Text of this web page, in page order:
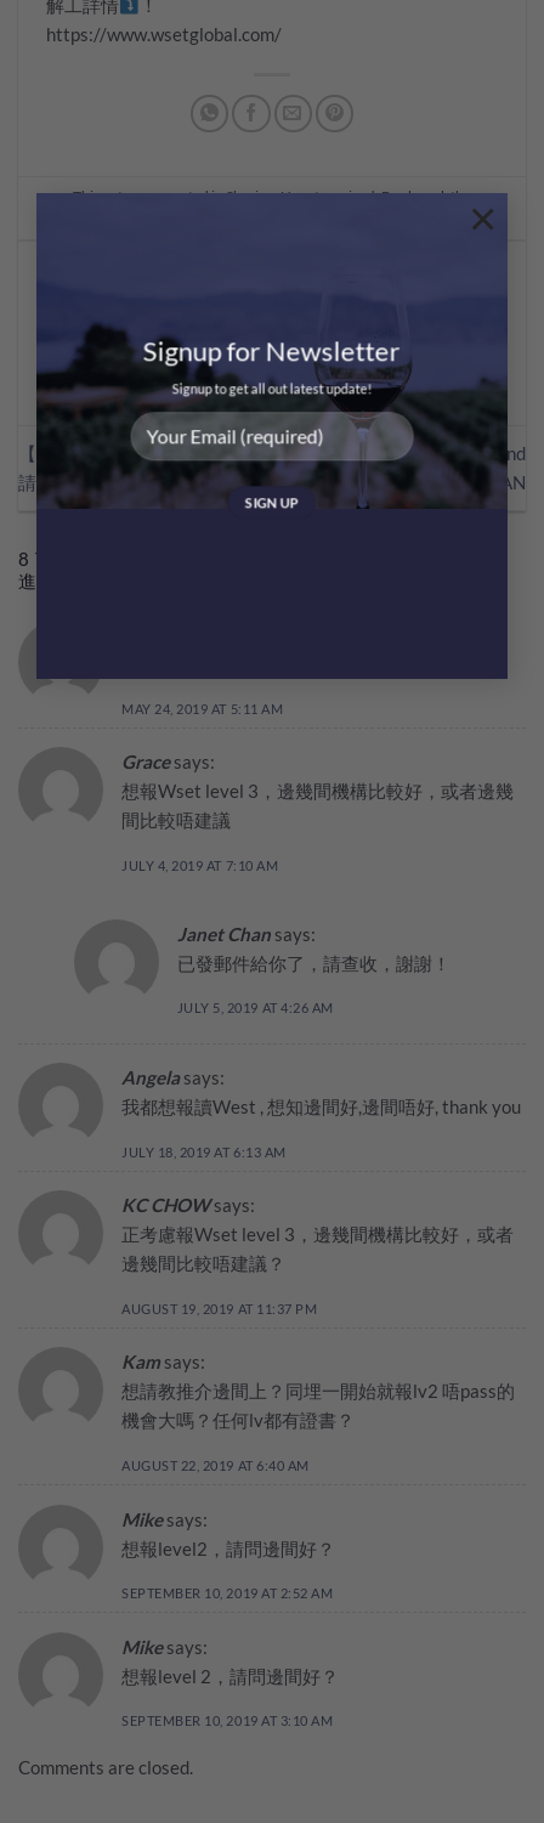
Signup for Newsletter
Signup to get all out latest update!
×
解工詳情
！
https://www.wsetglobal.com/
This entry was posted inSharing,Uncategorized. Bookmark the
【品酒詞彙你要識？?】【新手
請進?】
踩過界・獺祭 x mastermind
JAPAN
8 THOUGHTS ON “
進?】
MAY 24, 2019 AT 5:11 AM
Grace says:
想報Wset level 3，邊幾間機構比較好，或者邊幾
間比較唔建議
JULY 4, 2019 AT 7:10 AM
Janet Chan says:
已發郵件給你了，請查收，謝謝！
JULY 5, 2019 AT 4:26 AM
Angela says:
我都想報讀West , 想知邊間好,邊間唔好, thank you
JULY 18, 2019 AT 6:13 AM
KC CHOW says:
正考慮報Wset level 3，邊幾間機構比較好，或者
邊幾間比較唔建議？
AUGUST 19, 2019 AT 11:37 PM
Kam says:
想請教推介邊間上？同埋一開始就報lv2 唔pass的
機會大嗎？任何lv都有證書？
AUGUST 22, 2019 AT 6:40 AM
Mike says:
想報level2，請問邊間好？
SEPTEMBER 10, 2019 AT 2:52 AM
Mike says:
想報level 2，請問邊間好？
SEPTEMBER 10, 2019 AT 3:10 AM
Comments are closed.